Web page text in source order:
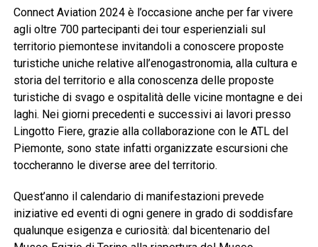
Connect Aviation 2024 è l’occasione anche per far vivere
agli oltre 700 partecipanti dei tour esperienziali sul
territorio piemontese invitandoli a conoscere proposte
turistiche uniche relative all’enogastronomia, alla cultura e
storia del territorio e alla conoscenza delle proposte
turistiche di svago e ospitalità delle vicine montagne e dei
laghi. Nei giorni precedenti e successivi ai lavori presso
Lingotto Fiere, grazie alla collaborazione con le ATL del
Piemonte, sono state infatti organizzate escursioni che
toccheranno le diverse aree del territorio.
Quest’anno il calendario di manifestazioni prevede
iniziative ed eventi di ogni genere in grado di soddisfare
qualunque esigenza e curiosità: dal bicentenario del